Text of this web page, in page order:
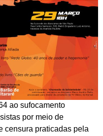
ao sufocamento
por meio de
censura praticadas pela